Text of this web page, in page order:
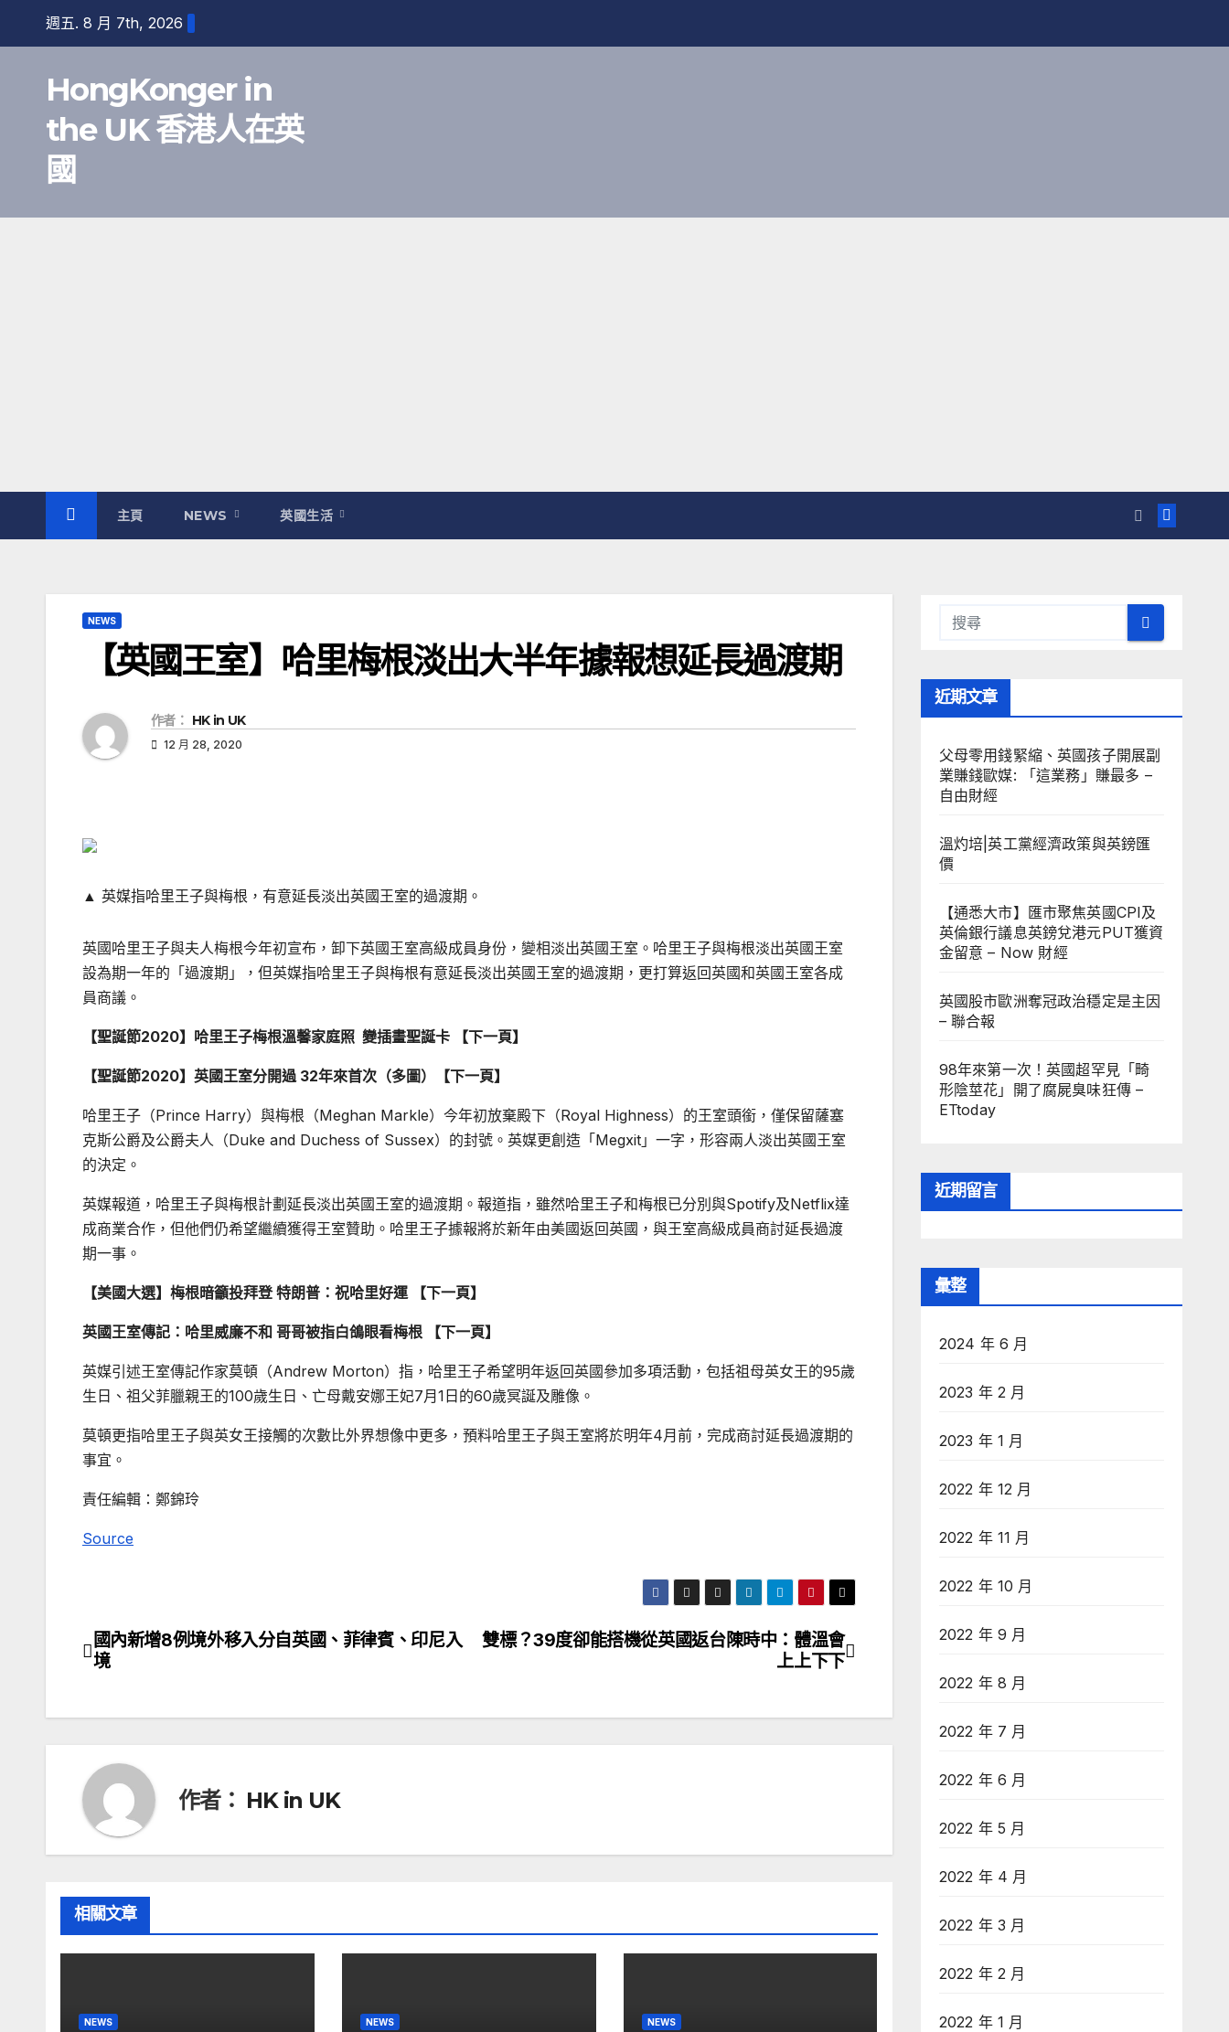
週五. 8 月 7th, 2026
HongKonger in
the UK 香港人在英
國
主頁 NEWS 英國生活
NEWS
【英國王室】哈里梅根淡出大半年據報想延長過渡期
作者： HK in UK
12 月 28, 2020
▲ 英媒指哈里王子與梅根，有意延長淡出英國王室的過渡期。
英國哈里王子與夫人梅根今年初宣布，卸下英國王室高級成員身份，變相淡出英國王室。哈里王子與梅根淡出英國王室
設為期一年的「過渡期」，但英媒指哈里王子與梅根有意延長淡出英國王室的過渡期，更打算返回英國和英國王室各成
員商議。
【聖誕節2020】哈里王子梅根溫馨家庭照 變插畫聖誕卡 【下一頁】
【聖誕節2020】英國王室分開過 32年來首次（多圖）【下一頁】
哈里王子（Prince Harry）與梅根（Meghan Markle）今年初放棄殿下（Royal Highness）的王室頭銜，僅保留薩塞
克斯公爵及公爵夫人（Duke and Duchess of Sussex）的封號。英媒更創造「Megxit」一字，形容兩人淡出英國王室
的決定。
英媒報道，哈里王子與梅根計劃延長淡出英國王室的過渡期。報道指，雖然哈里王子和梅根已分別與Spotify及Netflix達
成商業合作，但他們仍希望繼續獲得王室贊助。哈里王子據報將於新年由美國返回英國，與王室高級成員商討延長過渡
期一事。
【美國大選】梅根暗籲投拜登 特朗普：祝哈里好運 【下一頁】
英國王室傳記：哈里威廉不和 哥哥被指白鴿眼看梅根 【下一頁】
英媒引述王室傳記作家莫頓（Andrew Morton）指，哈里王子希望明年返回英國參加多項活動，包括祖母英女王的95歲
生日、祖父菲臘親王的100歲生日、亡母戴安娜王妃7月1日的60歲冥誕及雕像。
莫頓更指哈里王子與英女王接觸的次數比外界想像中更多，預料哈里王子與王室將於明年4月前，完成商討延長過渡期的
事宜。
責任編輯：鄭錦玲
Source
文
導
覽
雙標？39度卻能搭機從英國返台陳時中：體溫會
上上下下
國內新增8例境外移入分自英國、菲律賓、印尼入
境
作者： HK in UK
相關文章
NEWS NEWS NEWS
近期文章
父母零用錢緊縮、英國孩子開展副
業賺錢歐媒: 「這業務」賺最多 –
自由財經
溫灼培|英工黨經濟政策與英鎊匯
價
【通悉大市】匯市聚焦英國CPI及
英倫銀行議息英鎊兌港元PUT獲資
金留意 – Now 財經
英國股市歐洲奪冠政治穩定是主因
– 聯合報
98年來第一次！英國超罕見「畸
形陰莖花」開了腐屍臭味狂傳 –
ETtoday
近期留言
彙整
2024 年 6 月
2023 年 2 月
2023 年 1 月
2022 年 12 月
2022 年 11 月
2022 年 10 月
2022 年 9 月
2022 年 8 月
2022 年 7 月
2022 年 6 月
2022 年 5 月
2022 年 4 月
2022 年 3 月
2022 年 2 月
2022 年 1 月